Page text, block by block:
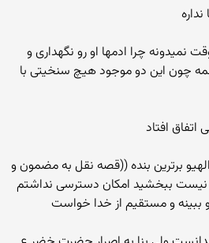
نمیدونه چرا ادمها او رو نگهداری و
چون این دو موجود هیچ سنخیتی با
افتاد
برترین بنده ((قصه نقل به مضمون و
ببخشید امکان دسترسی نداشتم
ببینه و مستقیم از خدا خواست